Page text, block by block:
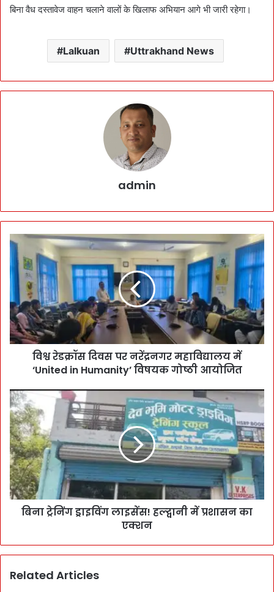
बिना वैध दस्तावेज वाहन चलाने वालों के खिलाफ अभियान आगे भी जारी रहेगा।
Lalkuan Uttrakhand News
admin
विश्व रेडक्रॉस दिवस पर नरेंद्रनगर महाविद्यालय में
‘United in Humanity’ विषयक गोष्ठी आयोजित
बिना ट्रेनिंग ड्राइविंग लाइसेंस! हल्द्वानी में प्रशासन का
एक्शन
Related Articles